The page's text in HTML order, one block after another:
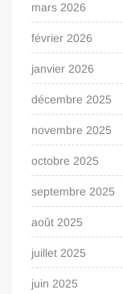
mars 2026
février 2026
janvier 2026
décembre 2025
novembre 2025
octobre 2025
septembre 2025
août 2025
juillet 2025
juin 2025